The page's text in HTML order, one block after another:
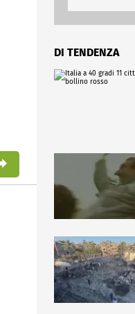
DI TENDENZA